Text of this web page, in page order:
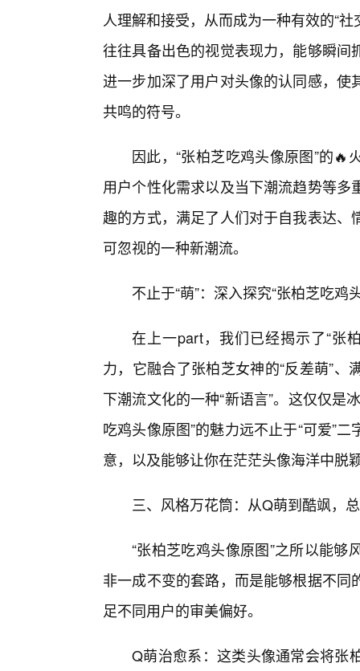
人理解和接受，从而成为一种有效的“
往往具备出色的视觉表现力，能够瞬
进一步加深了用户对头像的认同感，
共鸣的符号。
因此，“张柏芝吃鸡头像原图”的
用户个性化需求以及当下潮流趋势等
趣的方式，满足了人们对于自我表达
可忽视的一种新潮流。
不止于“萌”：深入探究“张柏芝吃
在上一part，我们已经揭示了“张
力，它融合了张柏芝女神的“反差萌”
下潮流文化的一种“新语言”。这仅仅是
吃鸡头像原图”的魅力远不止于“可爱”
意，以及能够让你在茫茫头像海洋中脱
三、风格万花筒：从Q萌到酷飒，
“张柏芝吃鸡头像原图”之所以能
非一成不变的套路，而是能够根据不
足不同用户的审美偏好。
Q萌治愈系：这类头像通常会将张